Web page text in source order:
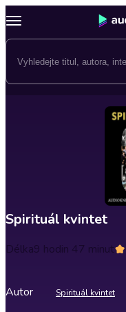
Spirituál kvintet
Délka9 hodin 47 minut
Autor Spirituál kvintet